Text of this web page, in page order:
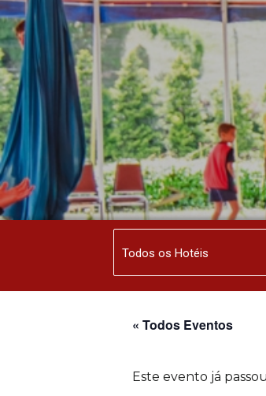
« Todos Eventos
Este evento já